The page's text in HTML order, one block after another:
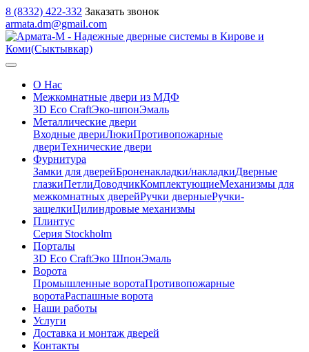
8 (8332) 422-332 Заказать звонок
armata.dm@gmail.com
О Нас
Межкомнатные двери из МДФ
3D Eco CraftЭко-шпонЭмаль
Металлические двери
Входные двериЛюкиПротивопожарные
двериТехнические двери
Фурнитура
Замки для дверейБроненакладки/накладкиДверные
глазкиПетлиДоводчикКомплектующиеМеханизмы для
межкомнатных дверейРучки дверныеРучки-
защелкиЦилиндровые механизмы
Плинтус
Серия Stockholm
Порталы
3D Eco CraftЭко ШпонЭмаль
Ворота
Промышленные воротаПротивопожарные
воротаРаспашные ворота
Наши работы
Услуги
Доставка и монтаж дверей
Контакты